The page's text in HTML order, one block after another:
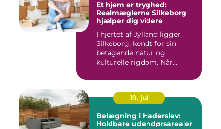
Et hjem er tryghed:
Realmæglerne Silkeborg
hjælper dig videre
I hjertet af Jylland ligger
Silkeborg, kendt for sin
betagende natur og
kulturelle rigdom. Når...
19. jul
Belægning i Haderslev:
Holdbare udendørsarealer